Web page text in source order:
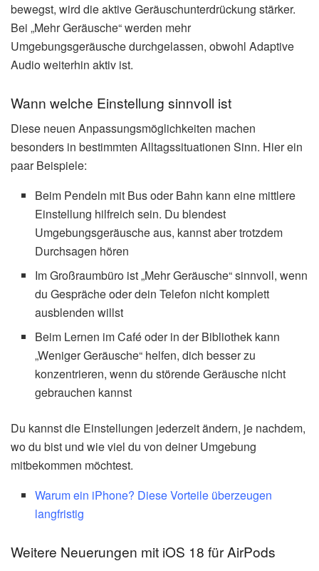
bewegst, wird die aktive Geräuschunterdrückung stärker.
Bei „Mehr Geräusche“ werden mehr
Umgebungsgeräusche durchgelassen, obwohl Adaptive
Audio weiterhin aktiv ist.
Wann welche Einstellung sinnvoll ist
Diese neuen Anpassungsmöglichkeiten machen
besonders in bestimmten Alltagssituationen Sinn. Hier ein
paar Beispiele:
Beim Pendeln mit Bus oder Bahn kann eine mittlere
Einstellung hilfreich sein. Du blendest
Umgebungsgeräusche aus, kannst aber trotzdem
Durchsagen hören
Im Großraumbüro ist „Mehr Geräusche“ sinnvoll, wenn
du Gespräche oder dein Telefon nicht komplett
ausblenden willst
Beim Lernen im Café oder in der Bibliothek kann
„Weniger Geräusche“ helfen, dich besser zu
konzentrieren, wenn du störende Geräusche nicht
gebrauchen kannst
Du kannst die Einstellungen jederzeit ändern, je nachdem,
wo du bist und wie viel du von deiner Umgebung
mitbekommen möchtest.
Warum ein iPhone? Diese Vorteile überzeugen
langfristig
Weitere Neuerungen mit iOS 18 für AirPods